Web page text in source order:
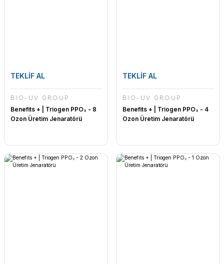
TEKLİF AL
BİO-UV GROUP
Benefits + | Triogen PPO₃ - 8
Ozon Üretim Jenaratörü
TEKLİF AL
BİO-UV GROUP
Benefits + | Triogen PPO₃ - 4
Ozon Üretim Jenaratörü